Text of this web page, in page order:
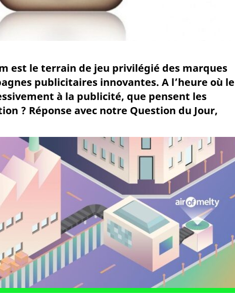
est le terrain de jeu privilégié des marques
publicitaires innovantes. A l’heure où le
à la publicité, que pensent les
? Réponse avec notre Question du Jour,